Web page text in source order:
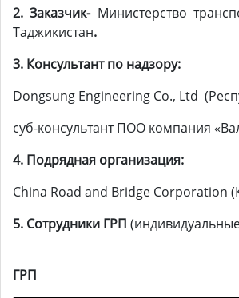
2. Заказчик- Министерство
Таджикистан.
3. Консультант по надзору:
Dongsung Engineering Co., Ltd
суб-консультант ПОО компания
4. Подрядная организация:
China Road and Bridge Corporation
5. Сотрудники ГРП
ГРП